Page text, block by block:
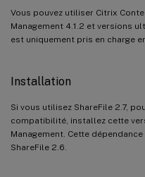
Vous pouvez utiliser Citrix
Management 4.1.2 et versions
est uniquement pris en charge
Installation
Si vous utilisez ShareFile 2.7,
compatibilité, installez cette
Management. Cette
ShareFile 2.6.